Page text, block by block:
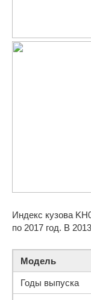
Индекс кузова
по 2017 год. В
Модель
Годы выпуска